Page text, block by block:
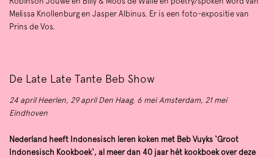
Melissa Knollenburg en Jasper Albinus. Er is een foto-expositie van
Prins de Vos.
De Late Late Tante Beb Show
24 april Heerlen, 29 april Den Haag, 6 mei Amsterdam, 21 mei
Eindhoven
Nederland heeft Indonesisch leren koken met Beb Vuyks ‘Groot
Indonesisch Kookboek‘, al meer dan 40 jaar hét kookboek over deze